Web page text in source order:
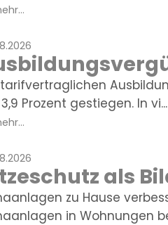
Prozent gestiegen. In vi...
als
zu Hause
in Wohnungen